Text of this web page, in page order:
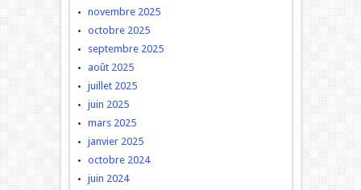
novembre 2025
octobre 2025
septembre 2025
août 2025
juillet 2025
juin 2025
mars 2025
janvier 2025
octobre 2024
juin 2024